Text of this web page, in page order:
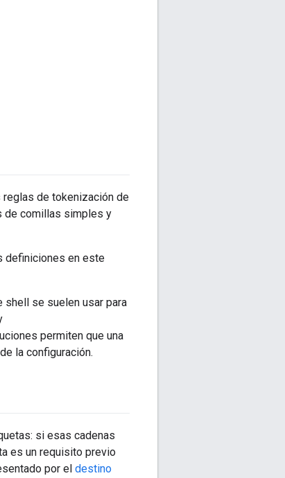
de tokenización de
de comillas simples y
definiciones en este
shell se suelen usar para
permiten que una
la configuración.
si esas cadenas
es un requisito previo
por el destino